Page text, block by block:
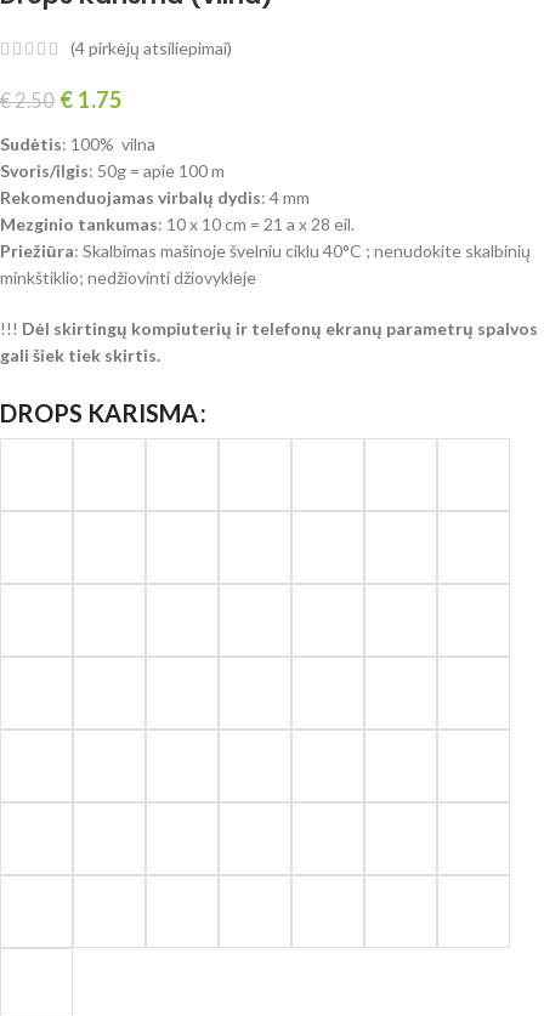
(4pirkėjų atsiliepimai)
€2.50 € 1.75
Sudėtis: 100% vilna
Svoris/ilgis: 50g = apie 100 m
Rekomenduojamas virbalų dydis: 4 mm
Mezginio tankumas: 10 x 10 cm = 21 a x 28 eil.
Priežiūra: Skalbimas mašinoje švelniu ciklu 40°C ; nenudokite skalbinių
minkštiklio; nedžiovinti džiovyklėje
!!! Dėl skirtingų kompiuterių ir telefonų ekranų parametrų spalvos
gali šiek tiek skirtis.
DROPS KARISMA